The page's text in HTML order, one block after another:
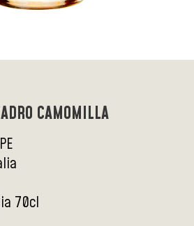
CAMOMILLA
70cl